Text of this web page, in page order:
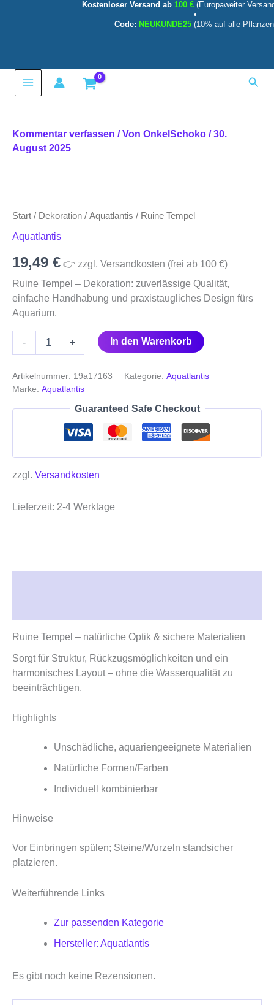
Kostenloser Versand ab 100 € (Europaweiter
•
Code: NEUKUNDE25 (10% auf alle
Main
Kommentar verfassen / Von OnkelSchoko /30.
August 2025
Start / Dekoration / Aquatlantis / Ruine Tempel
Aquatlantis
19,49 € 👉 zzgl. Versandkosten (frei ab 100 €)
Ruine Tempel – Dekoration: zuverlässige Qualität,
einfache Handhabung und praxistaugliches Design fürs
Aquarium.
- + In den Warenkorb
Artikelnummer: 19a17163 Kategorie: Aquatlantis
Marke: Aquatlantis
Guaranteed Safe Checkout
zzgl. Versandkosten
Lieferzeit: 2-4 Werktage
Ruine Tempel – natürliche Optik & sichere Materialien
Sorgt für Struktur, Rückzugsmöglichkeiten und ein
harmonisches Layout – ohne die Wasserqualität zu
beeinträchtigen.
Highlights
Unschädliche, aquariengeeignete Materialien
Natürliche Formen/Farben
Individuell kombinierbar
Hinweise
Vor Einbringen spülen; Steine/Wurzeln standsicher
platzieren.
Weiterführende Links
Zur passenden Kategorie
Hersteller: Aquatlantis
Es gibt noch keine Rezensionen.